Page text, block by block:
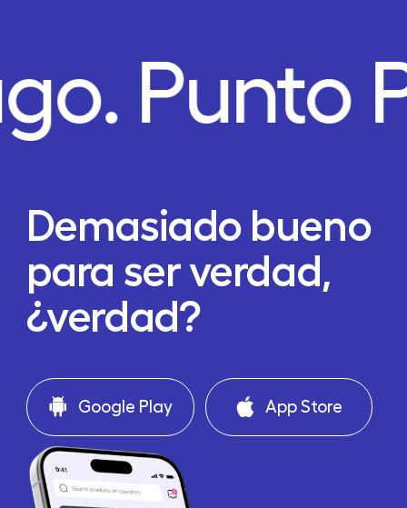
Punto
Demasiado bueno
para ser verdad,
¿verdad?
Google Play App Store